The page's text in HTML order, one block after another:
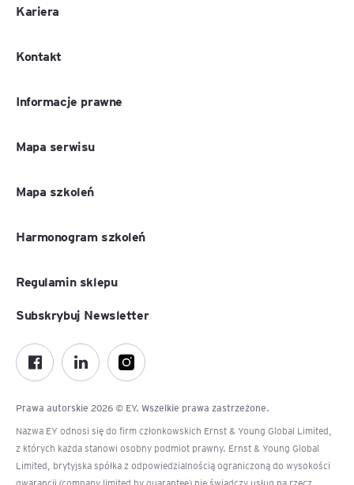
Kariera
Kontakt
Informacje prawne
Mapa serwisu
Mapa szkoleń
Harmonogram szkoleń
Regulamin sklepu
Prawa autorskie 2026 © EY. Wszelkie prawa zastrzeżone.
Nazwa EY odnosi się do firm członkowskich Ernst & Young Global Limited,
z których każda stanowi osobny podmiot prawny. Ernst & Young Global
Limited, brytyjska spółka z odpowiedzialnością ograniczoną do wysokości
Subskrybuj Newsletter